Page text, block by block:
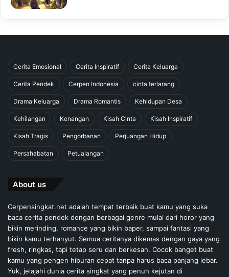
Cerita Emosional Cerita Inspiratif Cerita Keluarga
Cerita Pendek Cerpen Indonesia cinta terlarang
Drama Keluarga Drama Romantis Kehidupan Desa
Kehilangan Kenangan Kisah Cinta Kisah Inspiratif
Kisah Tragis Pengorbanan Perjuangan Hidup
Persahabatan Petualangan
About us
Cerpensingkat.net adalah tempat terbaik buat kamu yang suka
baca cerita pendek dengan berbagai genre mulai dari horor yang
bikin merinding, romance yang bikin baper, sampai fantasi yang
bikin kamu terhanyut. Semua ceritanya dikemas dengan gaya yang
fresh, ringkas, tapi tetap seru dan berkesan. Cocok banget buat
kamu yang pengen hiburan cepat tanpa harus baca panjang lebar.
Yuk, jelajahi dunia cerita singkat yang penuh kejutan di